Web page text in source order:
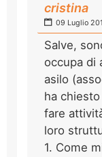
cristina
09 Luglio
Salve,
occupa di
asilo
ha
fare
loro
1. Come